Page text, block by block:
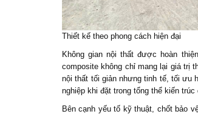
Thiết kế theo phong cách hiện đại
Không gian nội thất được hoàn
composite không chỉ mang lại giá trị
nội thất tối giản nhưng tinh tế, tối ưu
nghiệp khi đặt trong tổng thể kiến trúc
Bên cạnh yếu tố kỹ thuật, chốt bảo